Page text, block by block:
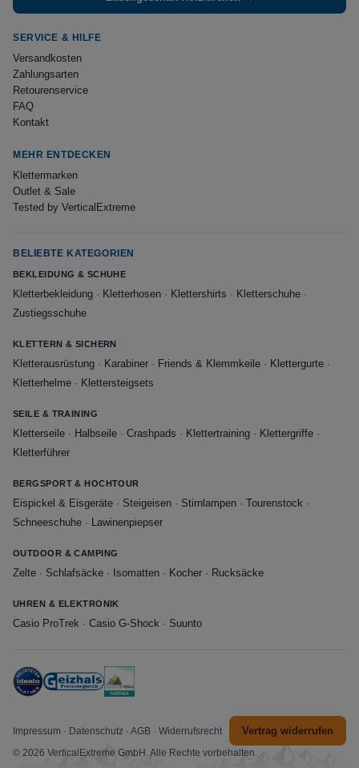
SERVICE & HILFE
Versandkosten
Zahlungsarten
Retourenservice
FAQ
Kontakt
MEHR ENTDECKEN
Klettermarken
Outlet & Sale
Tested by VerticalExtreme
BELIEBTE KATEGORIEN
BEKLEIDUNG & SCHUHE
Kletterbekleidung · Kletterhosen · Klettershirts · Kletterschuhe ·
Zustiegsschuhe
KLETTERN & SICHERN
Kletterausrüstung · Karabiner · Friends & Klemmkeile · Klettergurte ·
Kletterhelme · Klettersteigsets
SEILE & TRAINING
Kletterseile · Halbseile · Crashpads · Klettertraining · Klettergriffe ·
Kletterführer
BERGSPORT & HOCHTOUR
Eispickel & Eisgeräte · Steigeisen · Stirnlampen · Tourenstock ·
Schneeschuhe · Lawinenpiepser
OUTDOOR & CAMPING
Zelte · Schlafsäcke · Isomatten · Kocher · Rucksäcke
UHREN & ELEKTRONIK
Casio ProTrek · Casio G-Shock · Suunto
Impressum · Datenschutz · AGB · Widerrufsrecht Vertrag widerrufen
© 2026 VerticalExtreme GmbH. Alle Rechte vorbehalten.